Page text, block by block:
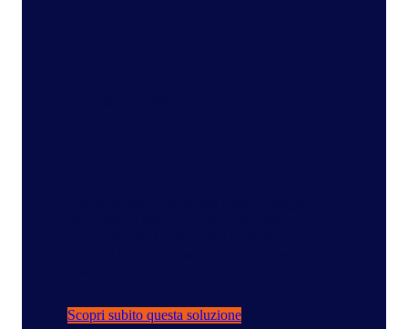
Scopri subito questa soluzione